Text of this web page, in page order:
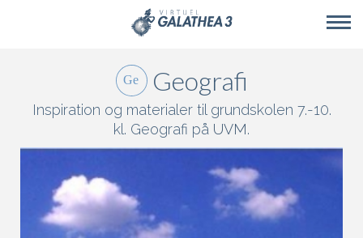
Geografi
Inspiration og materialer til grundskolen 7.-10.
kl. Geografi på UVM.